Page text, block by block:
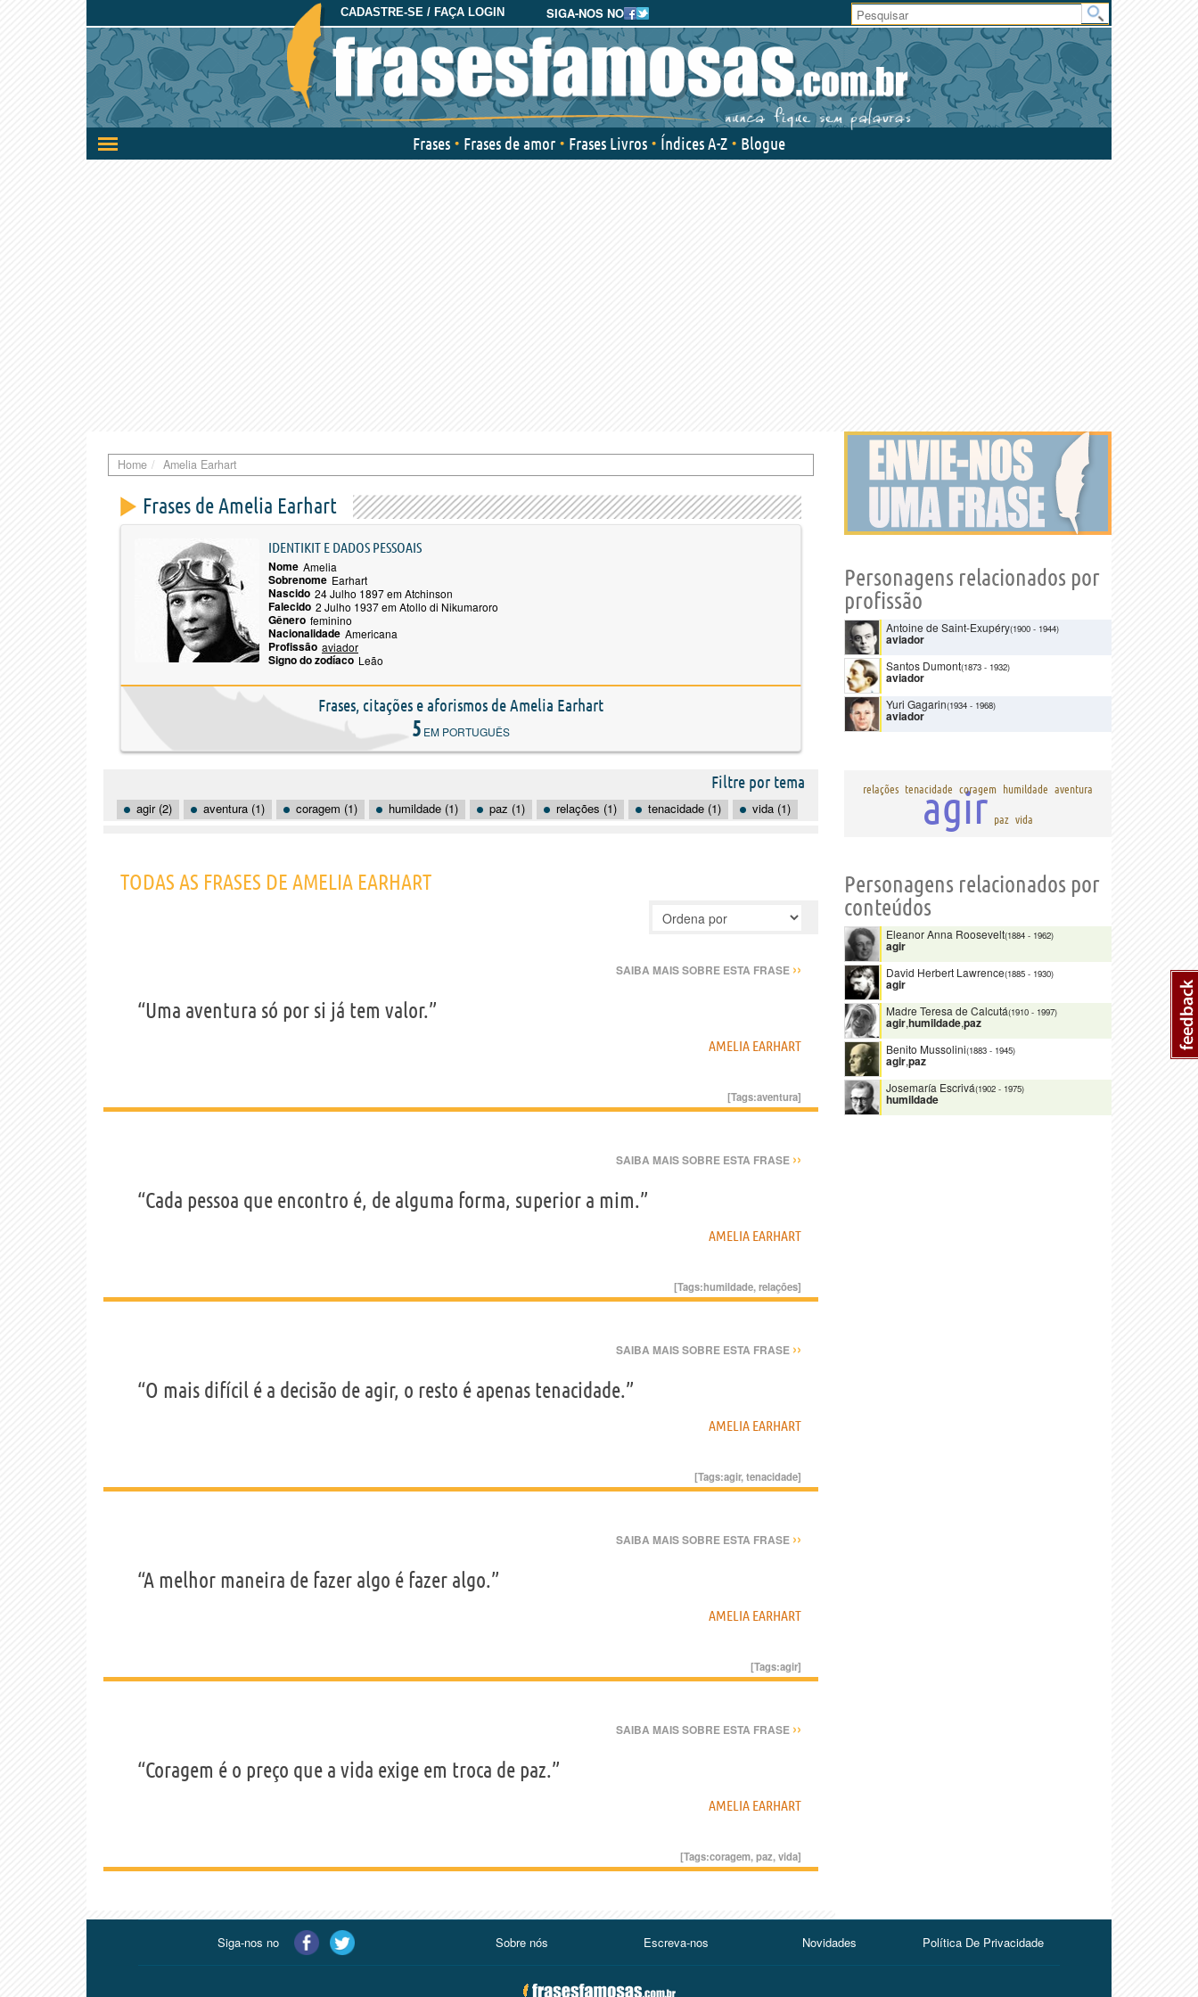
SIGA-NOS NO
CADASTRE-SE / FAÇA LOGIN
Ativar/desativar
a
Área
do
Usuário
Frases Frases de amor Frases Livros Índices A-Z Blogue
Home Amelia Earhart
Frases de Amelia Earhart
IDENTIKIT E DADOS PESSOAIS
Nome Amelia
Sobrenome Earhart
Nascido 24 Julho 1897 em Atchinson
Falecido 2 Julho 1937 em Atollo di Nikumaroro
Gênero feminino
Nacionalidade Americana
Profissão aviador
Signo do zodíaco Leão
Frases, citações e aforismos de Amelia Earhart
5 EM PORTUGUÊS
Filtre por tema
agir (2) aventura (1) coragem (1) humildade (1) paz (1) relações (1) tenacidade (1) vida (1)
TODAS AS FRASES DE AMELIA EARHART
SAIBA MAIS SOBRE ESTA FRASE ››
“Uma aventura só por si já tem valor.”
AMELIA EARHART
[Tags:aventura]
SAIBA MAIS SOBRE ESTA FRASE ››
“Cada pessoa que encontro é, de alguma forma, superior a mim.”
AMELIA EARHART
[Tags:humildade,relações]
SAIBA MAIS SOBRE ESTA FRASE ››
“O mais difícil é a decisão de agir, o resto é apenas tenacidade.”
AMELIA EARHART
[Tags:agir,tenacidade]
SAIBA MAIS SOBRE ESTA FRASE ››
“A melhor maneira de fazer algo é fazer algo.”
AMELIA EARHART
[Tags:agir]
SAIBA MAIS SOBRE ESTA FRASE ››
“Coragem é o preço que a vida exige em troca de paz.”
AMELIA EARHART
[Tags:coragem,paz,vida]
Personagens relacionados por
profissão
Antoine de Saint-Exupéry(1900 - 1944)
aviador
Santos Dumont(1873 - 1932)
aviador
Yuri Gagarin(1934 - 1968)
aviador
relações tenacidade coragem humildade aventura
agir paz vida
Personagens relacionados por
conteúdos
Eleanor Anna Roosevelt(1884 - 1962)
agir
David Herbert Lawrence(1885 - 1930)
agir
Madre Teresa de Calcutá(1910 - 1997)
agir,humildade,paz
Benito Mussolini(1883 - 1945)
agir,paz
Josemaría Escrivá(1902 - 1975)
humildade
Siga-nos no Sobre nós Escreva-nos Novidades Política De Privacidade